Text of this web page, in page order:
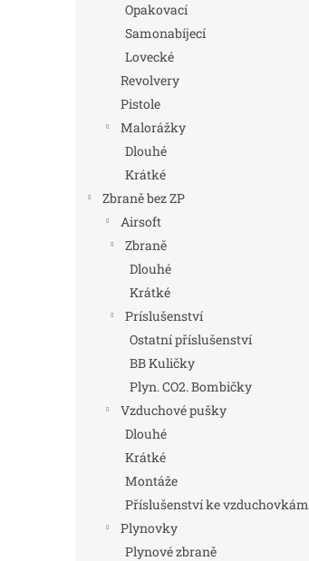
Opakovací
Samonabíjecí
Lovecké
Revolvery
Pistole
Malorážky
Dlouhé
Krátké
Zbraně bez ZP
Airsoft
Zbraně
Dlouhé
Krátké
Príslušenství
Ostatní příslušenství
BB Kuličky
Plyn. CO2. Bombičky
Vzduchové pušky
Dlouhé
Krátké
Montáže
Příslušenství ke vzduchovkám
Plynovky
Plynové zbraně